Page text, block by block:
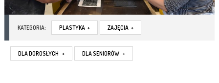
KATEGORIA: PLASTYKA + ZAJĘCIA +
DLA DOROSŁYCH + DLA SENIORÓW +